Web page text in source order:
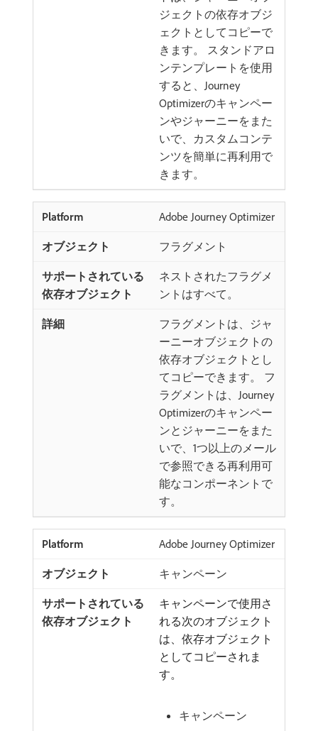
ジェクトの依存オブジ
ェクトとしてコピーで
きます。 スタンドアロ
ンテンプレートを使用
すると、Journey
Optimizerのキャンペー
ンやジャーニーをまた
いで、カスタムコンテ
ンツを簡単に再利用で
きます。
Adobe Journey Optimizer
フラグメント
ネストされたフラグメ
ントはすべて。
フラグメントは、ジャ
ーニーオブジェクトの
依存オブジェクトとし
てコピーできます。 フ
ラグメントは、Journey
Optimizerのキャンペー
ンとジャーニーをまた
いで、1つ以上のメール
で参照できる再利用可
能なコンポーネントで
す。
Adobe Journey Optimizer
キャンペーン
キャンペーンで使用さ
れる次のオブジェクト
は、依存オブジェクト
としてコピーされま
す。
キャンペーン